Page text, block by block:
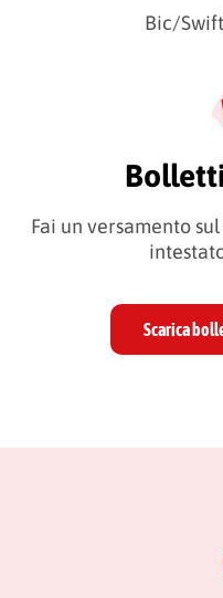
Bic/
Fai un versamento
Scarica